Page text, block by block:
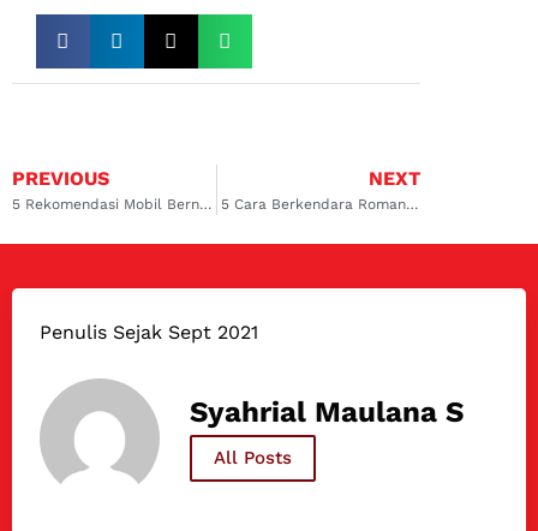
PREVIOUS
5 Rekomendasi Mobil Bernuansa Valentine, Pancarkan Warna Penuh Cinta
NEXT
5 Cara Berkendara Romantis saat Valentine, Ternyata Mudah!
Penulis Sejak Sept 2021
Syahrial Maulana S
All Posts